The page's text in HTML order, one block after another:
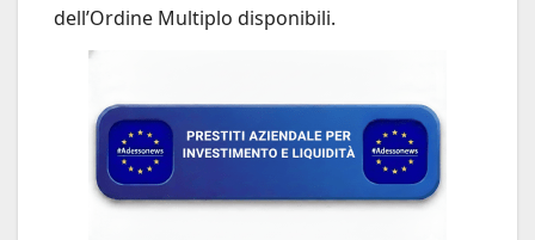
dell’Ordine Multiplo disponibili.